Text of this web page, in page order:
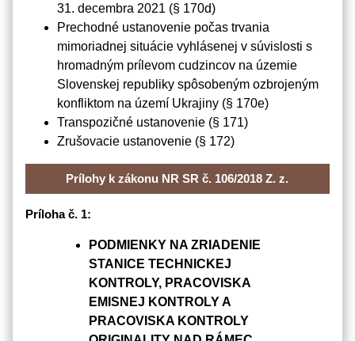
31. decembra 2021 (§ 170d)
Prechodné ustanovenie počas trvania
mimoriadnej situácie vyhlásenej v súvislosti s
hromadným prílevom cudzincov na územie
Slovenskej republiky spôsobeným ozbrojeným
konfliktom na území Ukrajiny (§ 170e)
Transpozičné ustanovenie (§ 171)
Zrušovacie ustanovenie (§ 172)
Prílohy k zákonu NR SR č. 106/2018 Z. z.
Príloha č. 1:
PODMIENKY NA ZRIADENIE
STANICE TECHNICKEJ
KONTROLY, PRACOVISKA
EMISNEJ KONTROLY A
PRACOVISKA KONTROLY